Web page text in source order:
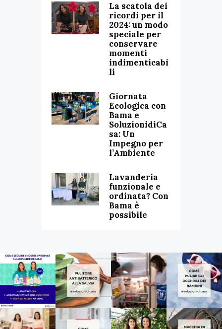
La scatola dei
ricordi per il
2024: un modo
speciale per
conservare
momenti
indimenticabi
li
Giornata
Ecologica con
Bama e
SoluzionidiCa
sa: Un
Impegno per
l’Ambiente
Lavanderia
funzionale e
ordinata? Con
Bama è
possibile